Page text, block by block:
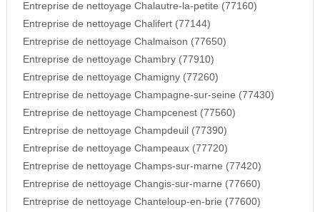
Entreprise de nettoyage Chalautre-la-petite (77160)
Entreprise de nettoyage Chalifert (77144)
Entreprise de nettoyage Chalmaison (77650)
Entreprise de nettoyage Chambry (77910)
Entreprise de nettoyage Chamigny (77260)
Entreprise de nettoyage Champagne-sur-seine (77430)
Entreprise de nettoyage Champcenest (77560)
Entreprise de nettoyage Champdeuil (77390)
Entreprise de nettoyage Champeaux (77720)
Entreprise de nettoyage Champs-sur-marne (77420)
Entreprise de nettoyage Changis-sur-marne (77660)
Entreprise de nettoyage Chanteloup-en-brie (77600)